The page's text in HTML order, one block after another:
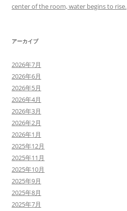
center of the room, water begins to rise.
アーカイブ
2026年7月
2026年6月
2026年5月
2026年4月
2026年3月
2026年2月
2026年1月
2025年12月
2025年11月
2025年10月
2025年9月
2025年8月
2025年7月